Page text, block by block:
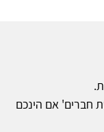
חברים' אם הינכם